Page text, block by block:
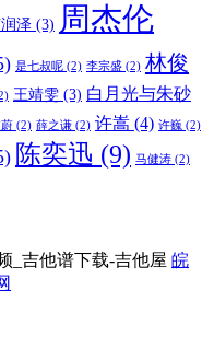
润泽 (3) 周杰伦
是七叔呢 (2) 李宗盛 (2) 林俊
王靖雯 (3) 白月光与朱砂
(2) 薛之谦 (2) 许嵩 (4) 许巍 (2)
陈奕迅 (9) 马健涛 (2)
_吉他谱下载-吉他屋 皖